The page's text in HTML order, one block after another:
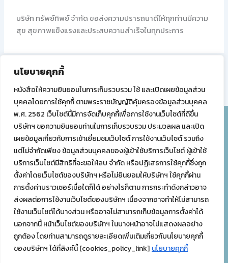
นโยบายคุกกี้
หนังสือให้ความยินยอมในการเก็บรวบรวม ใช้ และเปิดเผยข้อมูลส่วน
บุคคลโดยการใช้คุกกี้ ตามพระราชบัญญัติคุ้มครองข้อมูลส่วนบุคคล
พ.ศ. 2562 เว็บไซต์นี้มีการจัดเก็บคุกกี้เพื่อการใช้งานเว็บไซต์ที่ดีขึ้น
บริษัทฯ ขอความยินยอมท่านในการเก็บรวบรวม ประมวลผล และเปิด
เผยข้อมูลเกี่ยวกับการเข้าเยี่ยมชมเว็บไซต์ การใช้งานเว็บไซต์ รวมถึง
แต่ไม่จำกัดเพียง ข้อมูลส่วนบุคคลของผู้เข้าใช้บริการเว็บไซต์ ผู้เข้าใช้
บริการเว็บไซต์มีสิทธิที่จะขอให้ลบ จำกัด หรือปฏิเสธการใช้คุกกี้ซึ่งถูก
ตั้งค่าโดยเว็บไซต์ของบริษัทฯ หรือไม่ยินยอมให้บริษัทฯ ใช้คุกกี้ผ่าน
การตั้งค่าบราวเซอร์เมื่อใดก็ได้ อย่างไรก็ตาม การกระทำดังกล่าวอาจ
ส่งผลต่อการใช้งานเว็บไซต์ของบริษัทฯ เนื่องจากอาจทำให้ไม่สามารถ
ใช้งานเว็บไซต์ได้บางส่วน หรืออาจไม่สามารถเก็บข้อมูลการตั้งค่าได้
นอกจากนี้ หน้าเว็บไซต์ของบริษัทฯ ในบางหน้าอาจไม่แสดงผลอย่าง
ถูกต้อง โดยท่านสามารถดูรายละเอียดเพิ่มเติมเกี่ยวกับนโยบายคุกกี้
ของบริษัทฯ ได้ที่ลิงค์นี้ [cookies_policy_link] นโยบายคุกกี้
บริษัท ทรัพย์ทิพย์ จำกัด ขอส่งความปรารถนาดีให้ทุกท่านมีความ
สุข สุขภาพแข็งแรงและประสบความสำเร็จในทุกประการ
PREVIOUS
บริษัท ทรัพย์ทิพย์ จำกัด (สำนักงานใหญ่)
68 ซอยสันติภาพ ถนนทรัพย์ แขวงสี่พระยา เขตบางรัก
กรุงเทพมหานคร 10500
โทร02-233-0444-5
บริษัท ทรัพย์ทิพย์ จำกัด (โรงงาน)
49 หมู่ 6 ตำบลนิคมลำนารายณ์ อำเภอชัยบาดาล จังหวัดลพบุรี
15130
โทร036-462-438-40